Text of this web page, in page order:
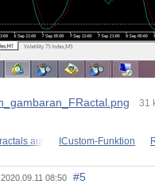
31
auf ICustom-Funktion
2020.09.11 08:50 #5